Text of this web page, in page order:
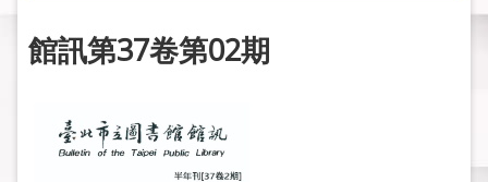
務
館訊第37卷第02期